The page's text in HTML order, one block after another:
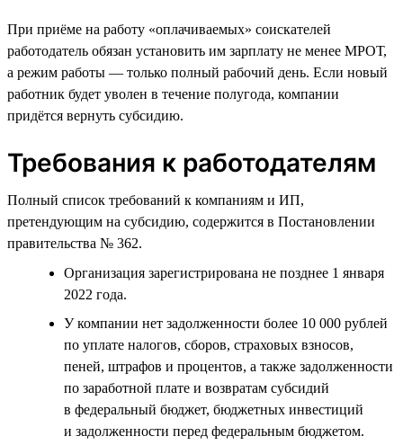
При приёме на работу «оплачиваемых» соискателей
работодатель обязан установить им зарплату не менее МРОТ,
а режим работы — только полный рабочий день. Если новый
работник будет уволен в течение полугода, компании
придётся вернуть субсидию.
Требования к работодателям
Полный список требований к компаниям и ИП,
претендующим на субсидию, содержится в Постановлении
правительства № 362.
Организация зарегистрирована не позднее 1 января
2022 года.
У компании нет задолженности более 10 000 рублей
по уплате налогов, сборов, страховых взносов,
пеней, штрафов и процентов, а также задолженности
по заработной плате и возвратам субсидий
в федеральный бюджет, бюджетных инвестиций
и задолженности перед федеральным бюджетом.